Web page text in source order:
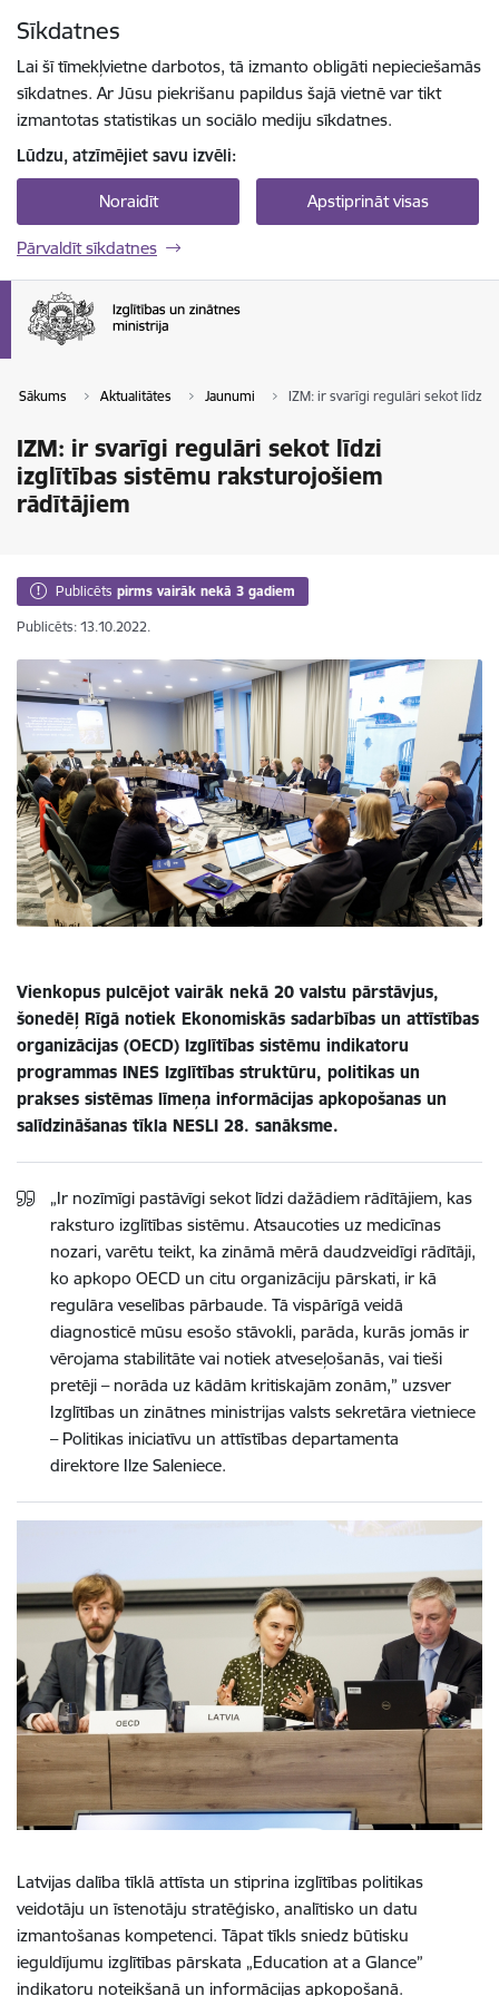
Sīkdatnes
Lai šī tīmekļvietne darbotos, tā izmanto obligāti nepieciešamās
sīkdatnes. Ar Jūsu piekrišanu papildus šajā vietnē var tikt
izmantotas statistikas un sociālo mediju sīkdatnes.
Lūdzu, atzīmējiet savu izvēli:
Noraidīt Apstiprināt visas
Pārvaldīt sīkdatnes
Sākums Aktualitātes Jaunumi IZM: ir svarīgi regulāri sekot līdzi
IZM: ir svarīgi regulāri sekot līdzi
izglītības sistēmu raksturojošiem
rādītājiem
Publicēts pirms vairāk nekā 3 gadiem
Publicēts: 13.10.2022.
Vienkopus pulcējot vairāk nekā 20 valstu pārstāvjus,
šonedēļ Rīgā notiek Ekonomiskās sadarbības un attīstības
organizācijas (OECD) Izglītības sistēmu indikatoru
programmas INES Izglītības struktūru, politikas un
prakses sistēmas līmeņa informācijas apkopošanas un
salīdzināšanas tīkla NESLI 28. sanāksme.
„Ir nozīmīgi pastāvīgi sekot līdzi dažādiem rādītājiem, kas
raksturo izglītības sistēmu. Atsaucoties uz medicīnas
nozari, varētu teikt, ka zināmā mērā daudzveidīgi rādītāji,
ko apkopo OECD un citu organizāciju pārskati, ir kā
regulāra veselības pārbaude. Tā vispārīgā veidā
diagnosticē mūsu esošo stāvokli, parāda, kurās jomās ir
vērojama stabilitāte vai notiek atveseļošanās, vai tieši
pretēji – norāda uz kādām kritiskajām zonām,” uzsver
Izglītības un zinātnes ministrijas valsts sekretāra vietniece
– Politikas iniciatīvu un attīstības departamenta
direktore Ilze Saleniece.
Latvijas dalība tīklā attīsta un stiprina izglītības politikas
veidotāju un īstenotāju stratēģisko, analītisko un datu
izmantošanas kompetenci. Tāpat tīkls sniedz būtisku
ieguldījumu izglītības pārskata „Education at a Glance”
indikatoru noteikšanā un informācijas apkopošanā.